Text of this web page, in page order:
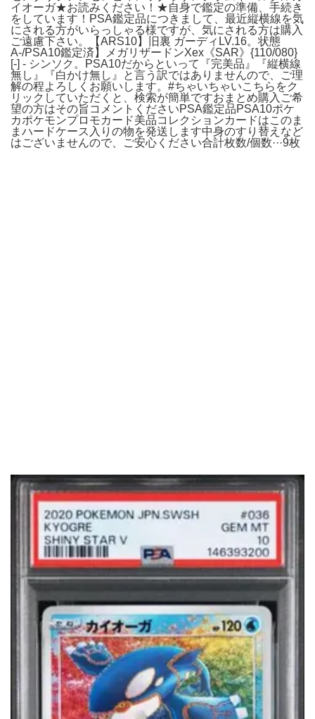
イオーガ★お読みください！★自身で鑑定の準備、手続き
をしています！PSA鑑定品につきまして、最近縦横線を気
にされる方がいらっしゃる様ですが、気にされる方は購入
ご遠慮下さい。【ARS10】旧裏 ガーディLV.16。状態
A-/PSA10鑑定済】メガリザードンXex《SAR》{110/080}
[-] - シンソク。PSA10だからといって『完美品』『縦横線
無し』『白かけ無し』と言う訳ではありませんので、ご理
解の程よろしくお願いします。#ちゃいちゃいこちらをク
リックしていただくと、検索が簡単ですおまとめ購入ご希
望の方はその旨コメントくださいPSA鑑定品PSA10ポケ
カポケモンプロモカード美品コレクションカードはこのま
まハードケース入りの物を発送します中身のすり替えなど
はございませんので、ご安心ください合計枚数/個数···9枚